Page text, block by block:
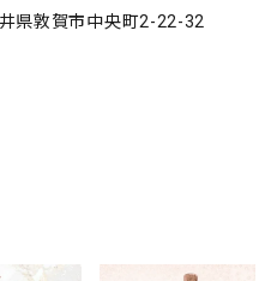
県敦賀市中央町2-22-32